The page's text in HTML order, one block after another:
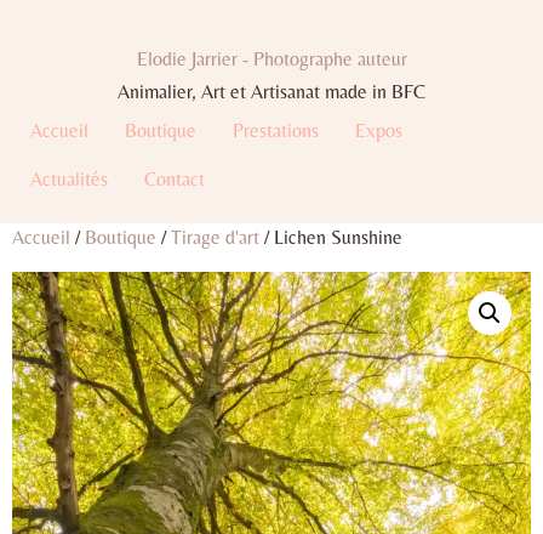
Elodie Jarrier - Photographe auteur
Animalier, Art et Artisanat made in BFC
Accueil
Boutique Prestations Expos
Actualités Contact
Accueil / Boutique /Tirage d'art / Lichen Sunshine